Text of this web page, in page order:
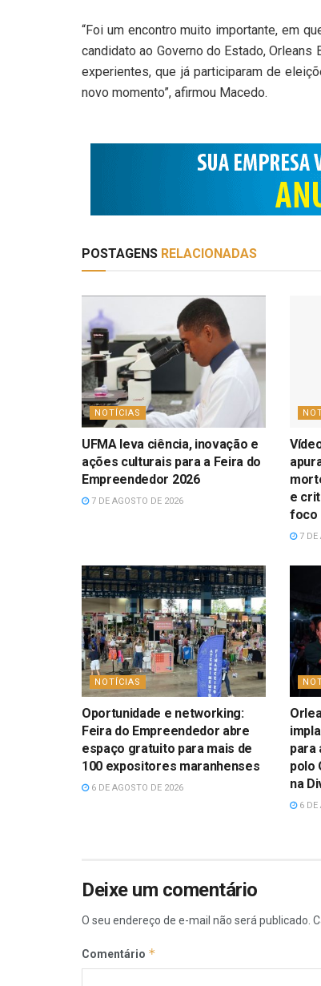
“Foi um encontro muito importante, em
candidato ao Governo do Estado, Orleans
experientes, que já participaram de
novo momento”, afirmou Macedo.
POSTAGENS RELACIONADAS
NOTÍCIAS
UFMA leva ciência, inovação e
ações culturais para a Feira do
Empreendedor 2026
7 DE AGOSTO DE 2026
e
foco
7 DE
NOTÍCIAS
Oportunidade e networking:
Feira do Empreendedor abre
espaço gratuito para mais de
100 expositores maranhenses
6 DE AGOSTO DE 2026
para
polo
na
6 DE
Deixe um comentário
O seu endereço de e-mail não será publicado.
Comentário *